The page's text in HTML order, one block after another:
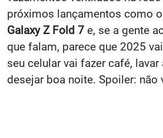
próximos lançamentos como o
Galaxy Z Fold 7 e, se a gente
que falam, parece que 2025
seu celular vai fazer café,
desejar boa noite. Spoiler: não